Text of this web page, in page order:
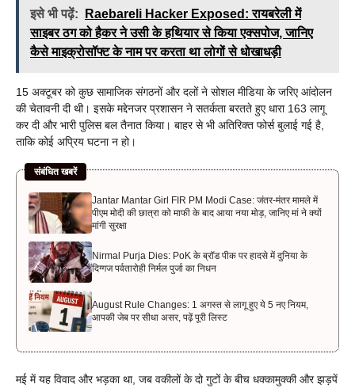
इसे भी पढ़ें:
Raebareli Hacker Exposed: रायबरेली में
साइबर ठग को हैकर ने उसी के हथियार से किया एक्सपोज, जानिए
कैसे माइक्रोसॉफ्ट के नाम पर करता था लोगों से धोखाधड़ी
15 अक्टूबर को कुछ सामाजिक संगठनों और दलों ने सोशल मीडिया के जरिए आंदोलन
की चेतावनी दी थी। इसके मद्देनजर प्रशासन ने सतर्कता बरतते हुए धारा 163 लागू
कर दी और भारी पुलिस बल तैनात किया। बाहर से भी अतिरिक्त फोर्स बुलाई गई है,
ताकि कोई अप्रिय घटना न हो।
संबंधित खबरें
Jantar Mantar Girl FIR PM Modi Case: जंतर-मंतर मामले में
पीएम मोदी की छात्रा को माफी के बाद आया नया मोड़, जानिए मां ने क्यों
मांगी सुरक्षा
Nirmal Purja Dies: PoK के ब्रॉड पीक पर हादसे में दुनिया के
दिग्गज पर्वतारोही निर्मल पुर्जा का निधन
August Rule Changes: 1 अगस्त से लागू हुए ये 5 नए नियम,
आपकी जेब पर सीधा असर, पढ़ें पूरी लिस्ट
मई में यह विवाद और भड़का था, जब वकीलों के दो गुटों के बीच धक्कामुक्की और झड़पें